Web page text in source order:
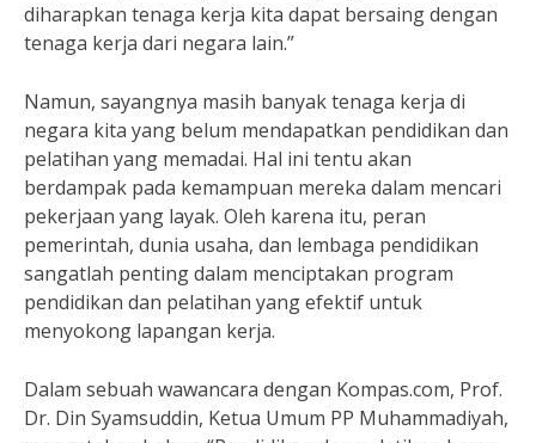
diharapkan tenaga kerja kita dapat bersaing dengan
tenaga kerja dari negara lain.”
Namun, sayangnya masih banyak tenaga kerja di
negara kita yang belum mendapatkan pendidikan dan
pelatihan yang memadai. Hal ini tentu akan
berdampak pada kemampuan mereka dalam mencari
pekerjaan yang layak. Oleh karena itu, peran
pemerintah, dunia usaha, dan lembaga pendidikan
sangatlah penting dalam menciptakan program
pendidikan dan pelatihan yang efektif untuk
menyokong lapangan kerja.
Dalam sebuah wawancara dengan Kompas.com, Prof.
Dr. Din Syamsuddin, Ketua Umum PP Muhammadiyah,